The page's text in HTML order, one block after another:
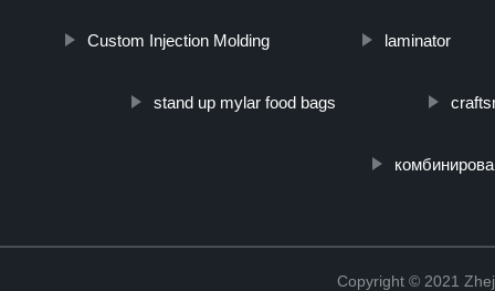
Custom Injection Molding laminator
stand up mylar food bags
Copyright © 2021